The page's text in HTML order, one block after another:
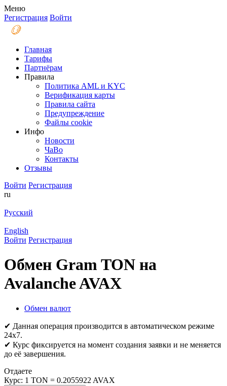
Меню
Регистрация Войти
Главная
Тарифы
Партнёрам
Правила
Политика AML и KYC
Верификация карты
Правила сайта
Предупреждение
Файлы coоkie
Инфо
Новости
ЧаВо
Контакты
Отзывы
Войти Регистрация
ru
Русский
English
Войти Регистрация
Обмен Gram TON на
Avalanche AVAX
Обмен валют
✔ Данная операция производится в автоматическом режиме
24х7.
✔ Курс фиксируется на момент создания заявки и не меняется
до её завершения.
Отдаете
Курс: 1 TON = 0.2055922 AVAX